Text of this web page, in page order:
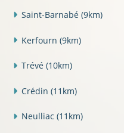
Saint-Barnabé (9km)
Kerfourn (9km)
Trévé (10km)
Crédin (11km)
Neulliac (11km)